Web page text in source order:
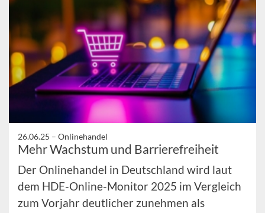
26.06.25 – Onlinehandel
Mehr Wachstum und Barrierefreiheit
Der Onlinehandel in Deutschland wird laut
dem HDE-Online-Monitor 2025 im Vergleich
zum Vorjahr deutlicher zunehmen als